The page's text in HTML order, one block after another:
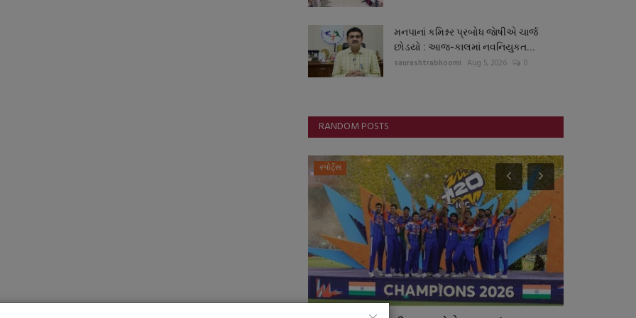
મનપાનાં કમિશ્નર પ્રબોધ જાેષીએ ચાર્જ
છોડયો : આજ-કાલમાં નવનિયુકત...
saurashtrabhoomi Aug 5, 2026 0
RANDOM POSTS
જુનાગઢ